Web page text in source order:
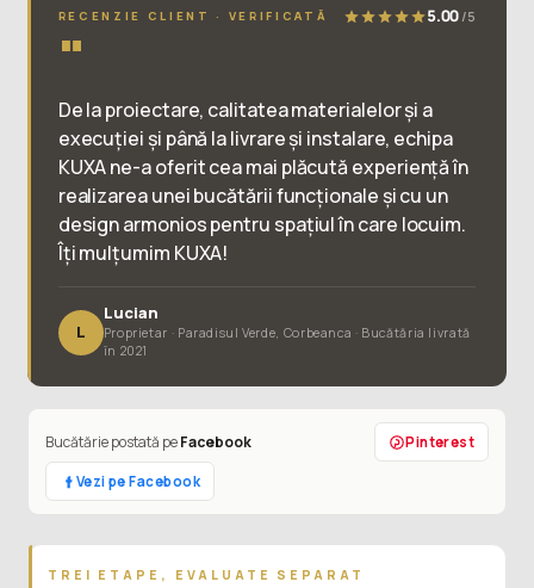
RECENZIE CLIENT · VERIFICATĂ 5.00 /5
"
De la proiectare, calitatea materialelor și a
execuției și până la livrare și instalare, echipa
KUXA ne-a oferit cea mai plăcută experiență în
realizarea unei bucătării funcționale și cu un
design armonios pentru spațiul în care locuim.
Îți mulțumim KUXA!
L
Lucian
Proprietar · Paradisul Verde, Corbeanca · Bucătăria livrată
în 2021
Bucătărie postată peFacebook Pinterest
Vezi pe Facebook
TREI ETAPE, EVALUATE SEPARAT